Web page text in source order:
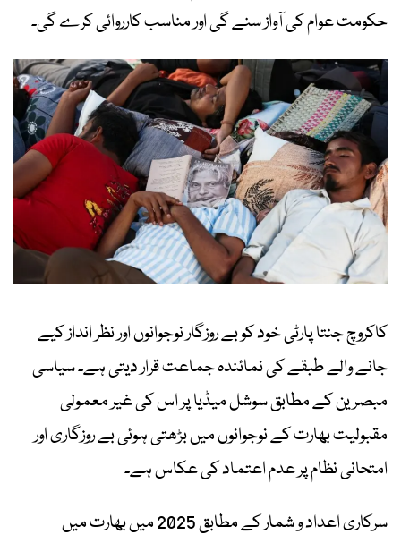
حکومت عوام کی آواز سنے گی اور مناسب کارروائی کرے گی۔
کاکروچ جنتا پارٹی خود کو بے روزگار نوجوانوں اور نظر انداز کیے
جانے والے طبقے کی نمائندہ جماعت قرار دیتی ہے۔ سیاسی
مبصرین کے مطابق سوشل میڈیا پر اس کی غیر معمولی
مقبولیت بھارت کے نوجوانوں میں بڑھتی ہوئی بے روزگاری اور
امتحانی نظام پر عدم اعتماد کی عکاس ہے۔
سرکاری اعداد و شمار کے مطابق 2025 میں بھارت میں